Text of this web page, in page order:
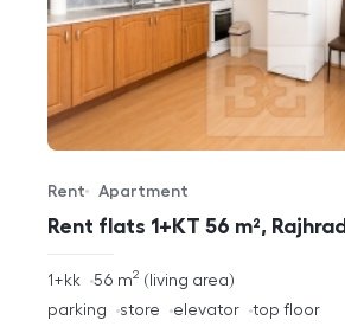
Rent flats 1+KT 56 m², Rajhrad
Offer type
Rent
Property type
Apartment
rozměry
disposition
1+kk living area
56 m2
funkce
parking store elevator top floor